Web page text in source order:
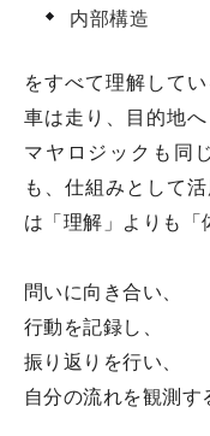
内部構造
をすべて理解して
車は走り、目的地
マヤロジックも同
も、仕組みとして
は「理解」よりも「
問いに向き合い、
行動を記録し、
振り返りを行い、
自分の流れを観測す